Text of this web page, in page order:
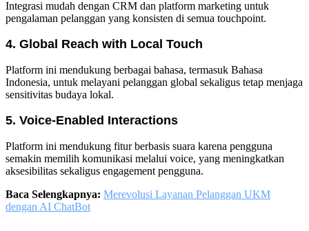
Integrasi mudah dengan CRM dan platform marketing untuk
pengalaman pelanggan yang konsisten di semua touchpoint.
4. Global Reach with Local Touch
Platform ini mendukung berbagai bahasa, termasuk Bahasa
Indonesia, untuk melayani pelanggan global sekaligus tetap menjaga
sensitivitas budaya lokal.
5. Voice-Enabled Interactions
Platform ini mendukung fitur berbasis suara karena pengguna
semakin memilih komunikasi melalui voice, yang meningkatkan
aksesibilitas sekaligus engagement pengguna.
Baca Selengkapnya: Merevolusi Layanan Pelanggan UKM
dengan AI ChatBot